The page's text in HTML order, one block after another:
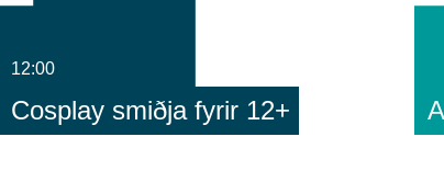
12:00
Cosplay smiðja fyrir 12+